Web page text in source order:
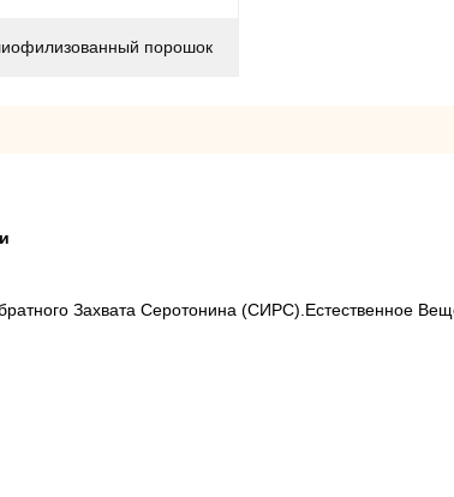
порошок
Захвата Серотонина (СИРС).естественное